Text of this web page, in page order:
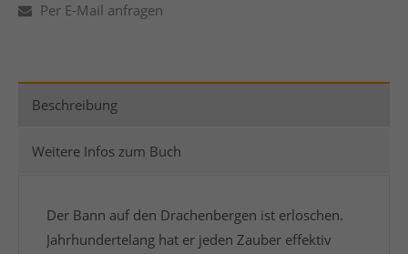
Per E-Mail anfragen
Beschreibung
Weitere Infos zum Buch
Der Bann auf den Drachenbergen ist erloschen.
Jahrhundertelang hat er jeden Zauber effektiv